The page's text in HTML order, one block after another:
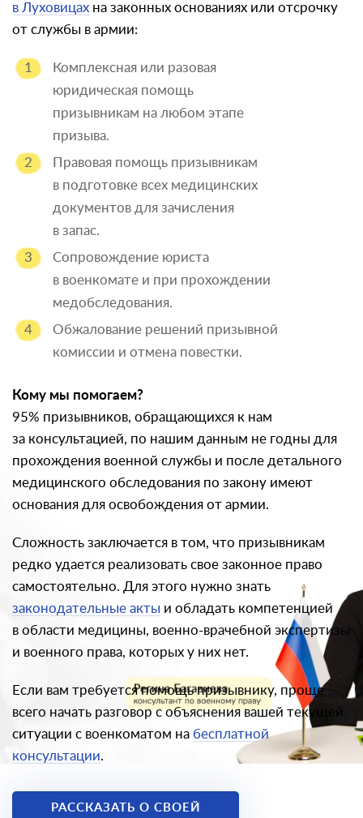
в Луховицах на законных основаниях или отсрочку
от службы в армии:
Комплексная или разовая
юридическая помощь
призывникам на любом этапе
призыва.
Правовая помощь призывникам
в подготовке всех медицинских
документов для зачисления
в запас.
Сопровождение юриста
в военкомате и при прохождении
медобследования.
Обжалование решений призывной
комиссии и отмена повестки.
Кому мы помогаем?
95% призывников, обращающихся к нам
за консультацией, по нашим данным не годны для
прохождения военной службы и после детального
медицинского обследования по закону имеют
основания для освобождения от армии.
Сложность заключается в том, что призывникам
редко удается реализовать свое законное право
самостоятельно. Для этого нужно знать
законодательные акты и обладать компетенцией
в области медицины, военно-врачебной экспертизы
и военного права, которых у них нет.
Если вам требуется помощь призывнику, проще
всего начать разговор с объяснения вашей текущей
ситуации с военкоматом на бесплатной
консультации.
РАССКАЗАТЬ О СВОЕЙ